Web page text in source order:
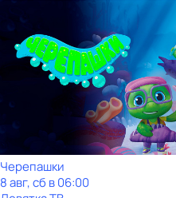
Черепашки
8 авг, сб в 06:00